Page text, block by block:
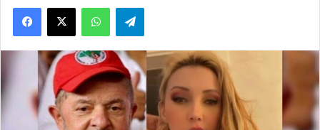
WhatsAppTelegram